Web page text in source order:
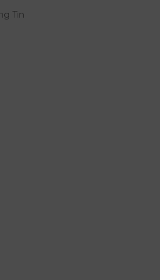
Tin